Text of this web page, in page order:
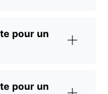
pour un
pour un